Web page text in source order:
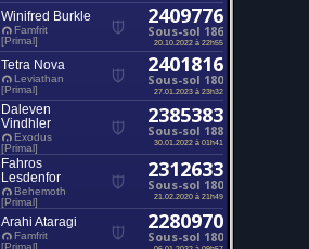
Winifred Burkle
Famfrit
[Primal]
2409776
Sous-sol 186
20.10.2022 à 22h55
Tetra Nova
Leviathan
[Primal]
2401816
Sous-sol 180
27.01.2023 à 23h32
Daleven
Vindhler
Exodus
[Primal]
2385383
Sous-sol 188
30.01.2022 à 01h41
Fahros
Lesdenfor
Behemoth
[Primal]
2312633
Sous-sol 180
21.02.2020 à 21h49
Arahi Ataragi
Famfrit
[Primal]
2280970
Sous-sol 180